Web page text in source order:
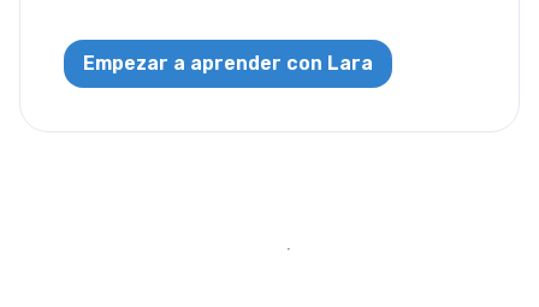
Text
Tamaño de
Empezar a aprender con Lara